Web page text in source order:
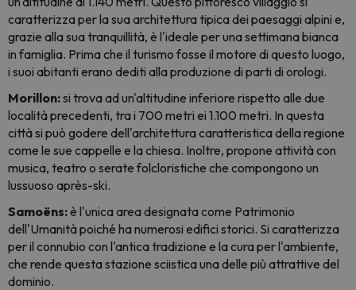
caratterizza per la sua architettura tipica dei paesaggi alpini e,
grazie alla sua tranquillità, è l'ideale per una settimana bianca
in famiglia. Prima che il turismo fosse il motore di questo luogo,
i suoi abitanti erano dediti alla produzione di parti di orologi.
Morillon:si trova ad un'altitudine inferiore rispetto alle due
località precedenti, tra i 700 metri ei 1.100 metri. In questa
città si può godere dell'architettura caratteristica della regione
come le sue cappelle e la chiesa. Inoltre, propone attività con
musica, teatro o serate folcloristiche che compongono un
lussuoso après-ski.
Samoëns:è l'unica area designata come Patrimonio
dell'Umanità poiché ha numerosi edifici storici. Si caratterizza
per il connubio con l'antica tradizione e la cura per l'ambiente,
che rende questa stazione sciistica una delle più attrattive del
dominio.